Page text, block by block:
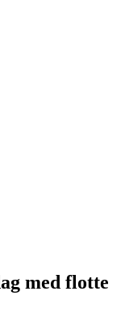
med flotte